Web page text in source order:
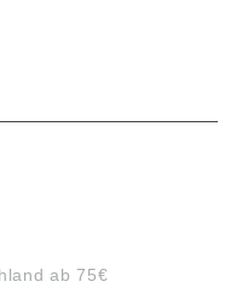
ab 75€